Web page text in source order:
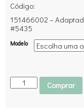
Código:
151466002 –
#5435
Modelo
Comprar